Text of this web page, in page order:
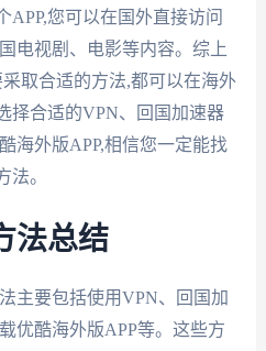
您可以在国外直接访问
电视剧、电影等内容。综上
取合适的方法,都可以在海外
择合适的VPN、回国加速器
海外版APP,相信您一定能找
法。
法总结
主要包括使用VPN、回国加
优酷海外版APP等。这些方